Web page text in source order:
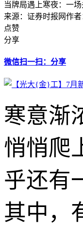
当牌局遇上寒夜：一
来源：证券时报网作
点赞
分享
微信扫一扫：分享
寒意渐
悄悄爬
乎还有
其中，